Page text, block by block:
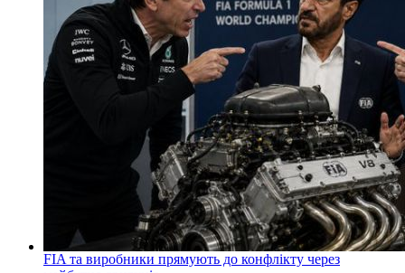
FIA та виробники прямують до конфлікту через